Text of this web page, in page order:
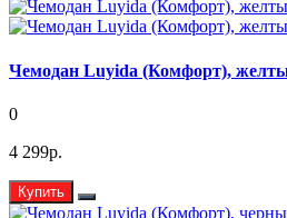
Чемодан Luyida (Комфорт),
0
4 299р.
Купить